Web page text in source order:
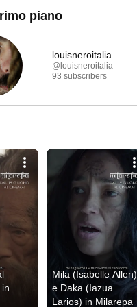
piano
louisneroitalia
@louisneroitalia
93 subscribers
Mila (Isabelle Allen)
e Daka (Iazua
Larios) in Milarepa